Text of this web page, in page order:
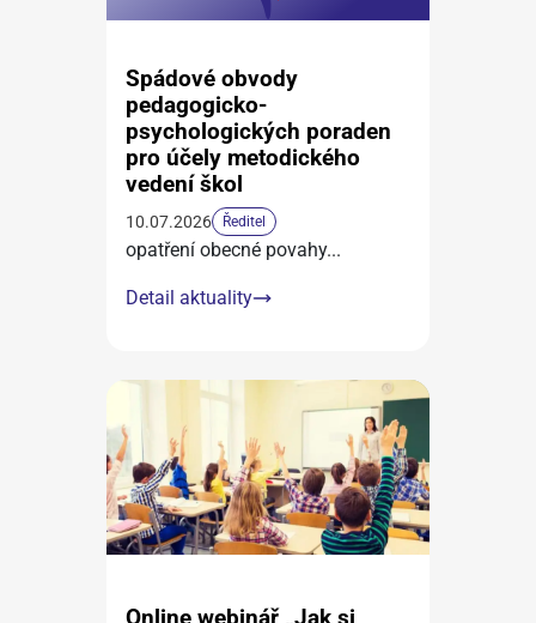
Spádové obvody
pedagogicko-
psychologických poraden
pro účely metodického
vedení škol
10.07.2026 Ředitel
opatření obecné povahy...
Detail aktuality